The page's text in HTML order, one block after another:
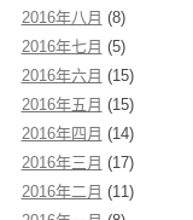
2016年八月 (8)
2016年七月 (5)
2016年六月 (15)
2016年五月 (15)
2016年四月 (14)
2016年三月 (17)
2016年二月 (11)